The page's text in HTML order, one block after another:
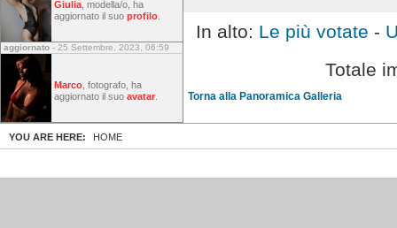
In alto: Le più votate -
Totale
Torna alla Panoramica Galleria
Giulia , modella/o, ha
aggiornato il suo profilo
aggiornato - 25 Settembre, 2023, 06:59
Marco , fotografo, ha
aggiornato il suo avatar
YOU ARE HERE: HOME